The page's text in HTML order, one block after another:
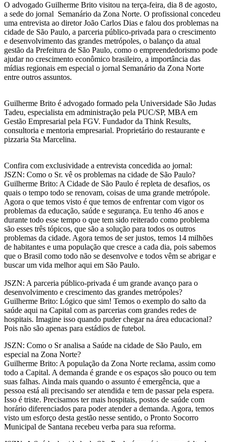
O advogado Guilherme Brito visitou na terça-feira, dia 8 de agosto,
a sede do jornal Semanário da Zona Norte. O profissional concedeu
uma entrevista ao diretor João Carlos Dias e falou dos problemas na
cidade de São Paulo, a parceria público-privada para o crescimento
e desenvolvimento das grandes metrópoles, o balanço da atual
gestão da Prefeitura de São Paulo, como o empreendedorismo pode
ajudar no crescimento econômico brasileiro, a importância das
mídias regionais em especial o jornal Semanário da Zona Norte
entre outros assuntos.
Guilherme Brito é advogado formado pela Universidade São Judas
Tadeu, especialista em administração pela PUC/SP, MBA em
Gestão Empresarial pela FGV. Fundador da Think Results,
consultoria e mentoria empresarial. Proprietário do restaurante e
pizzaria Sta Marcelina.
Confira com exclusividade a entrevista concedida ao jornal:
JSZN: Como o Sr. vê os problemas na cidade de São Paulo?
Guilherme Brito: A Cidade de São Paulo é repleta de desafios, os
quais o tempo todo se renovam, coisas de uma grande metrópole.
Agora o que temos visto é que temos de enfrentar com vigor os
problemas da educação, saúde e segurança. Eu tenho 46 anos e
durante todo esse tempo o que tem sido reiterado como problema
são esses três tópicos, que são a solução para todos os outros
problemas da cidade. Agora temos de ser justos, temos 14 milhões
de habitantes e uma população que cresce a cada dia, pois sabemos
que o Brasil como todo não se desenvolve e todos vêm se abrigar e
buscar um vida melhor aqui em São Paulo.
JSZN: A parceria público-privada é um grande avanço para o
desenvolvimento e crescimento das grandes metrópoles?
Guilherme Brito: Lógico que sim! Temos o exemplo do salto da
saúde aqui na Capital com as parcerias com grandes redes de
hospitais. Imagine isso quando puder chegar na área educacional?
Pois não são apenas para estádios de futebol.
JSZN: Como o Sr analisa a Saúde na cidade de São Paulo, em
especial na Zona Norte?
Guilherme Brito: A população da Zona Norte reclama, assim como
todo a Capital. A demanda é grande e os espaços são pouco ou tem
suas falhas. Ainda mais quando o assunto é emergência, que a
pessoa está ali precisando ser atendida e tem de passar pela espera.
Isso é triste. Precisamos ter mais hospitais, postos de saúde com
horário diferenciados para poder atender a demanda. Agora, temos
visto um esforço desta gestão nesse sentido, o Pronto Socorro
Municipal de Santana recebeu verba para sua reforma.